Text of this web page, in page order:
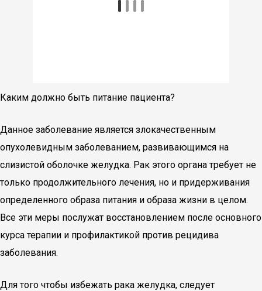
Каким должно быть питание пациента?
Данное заболевание является злокачественным
опухолевидным заболеванием, развивающимся на
слизистой оболочке желудка. Рак этого органа требует не
только продолжительного лечения, но и придерживания
определенного образа питания и образа жизни в целом.
Все эти меры послужат восстановлением после основного
курса терапии и профилактикой против рецидива
заболевания.
Для того чтобы избежать рака желудка, следует